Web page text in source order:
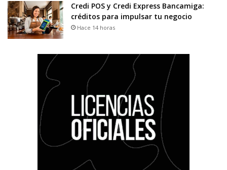
Credi POS y Credi Express Bancamiga:
créditos para impulsar tu negocio
Hace 14 horas